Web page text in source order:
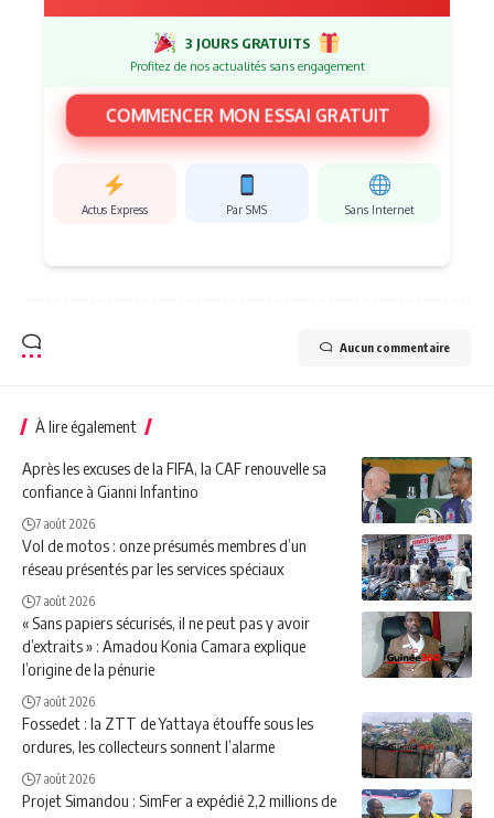
3 JOURS GRATUITS
Profitez de nos actualités sans engagement
COMMENCER MON ESSAI GRATUIT
Actus Express Par SMS Sans Internet
Aucun commentaire
À lire également
Après les excuses de la FIFA, la CAF renouvelle sa
confiance à Gianni Infantino
7 août 2026
Vol de motos : onze présumés membres d’un
réseau présentés par les services spéciaux
7 août 2026
« Sans papiers sécurisés, il ne peut pas y avoir
d’extraits » : Amadou Konia Camara explique
l’origine de la pénurie
7 août 2026
Fossedet : la ZTT de Yattaya étouffe sous les
ordures, les collecteurs sonnent l’alarme
7 août 2026
Projet Simandou : SimFer a expédié 2,2 millions de